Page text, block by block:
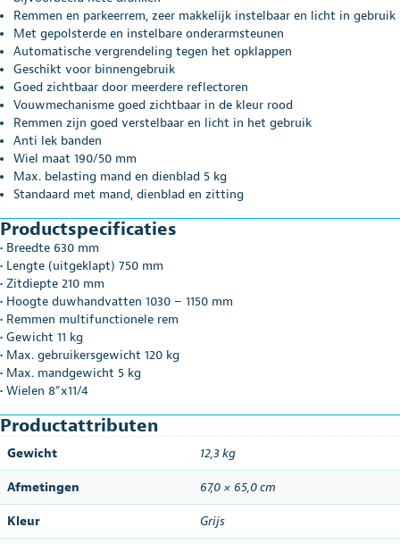
Remmen en parkeerrem, zeer makkelijk instelbaar en licht in gebruik
Met gepolsterde en instelbare onderarmsteunen
Automatische vergrendeling tegen het opklappen
Geschikt voor binnengebruik
Goed zichtbaar door meerdere reflectoren
Vouwmechanisme goed zichtbaar in de kleur rood
Remmen zijn goed verstelbaar en licht in het gebruik
Anti lek banden
Wiel maat 190/50 mm
Max. belasting mand en dienblad 5 kg
Standaard met mand, dienblad en zitting
Productspecificaties
• Breedte 630 mm
• Lengte (uitgeklapt) 750 mm
• Zitdiepte 210 mm
• Hoogte duwhandvatten 1030 – 1150 mm
• Remmen multifunctionele rem
• Gewicht 11 kg
• Max. gebruikersgewicht 120 kg
• Max. mandgewicht 5 kg
• Wielen 8”x11/4
Productattributen
Gewicht 12,3 kg
Afmetingen 67,0 × 65,0 cm
Kleur Grijs